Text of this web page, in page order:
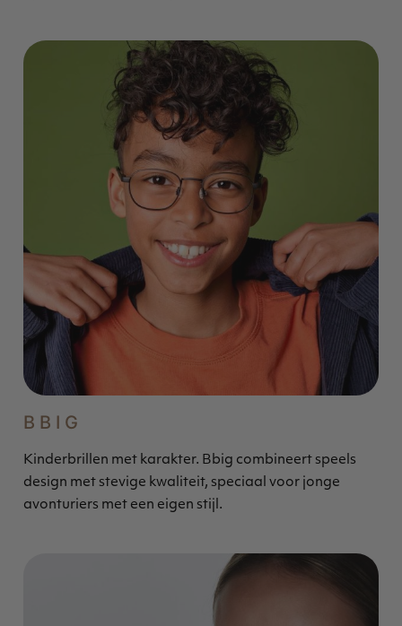
BBIG
Kinderbrillen met karakter. Bbig combineert speels
design met stevige kwaliteit, speciaal voor jonge
avonturiers met een eigen stijl.